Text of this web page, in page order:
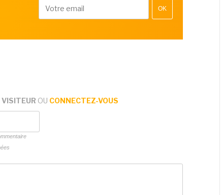
OK
VISITEUR OU CONNECTEZ-VOUS